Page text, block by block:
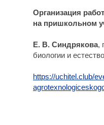
Организация
на пришкольном
Е. В. Синдрякова,
биологии и
https://uchitel.club/